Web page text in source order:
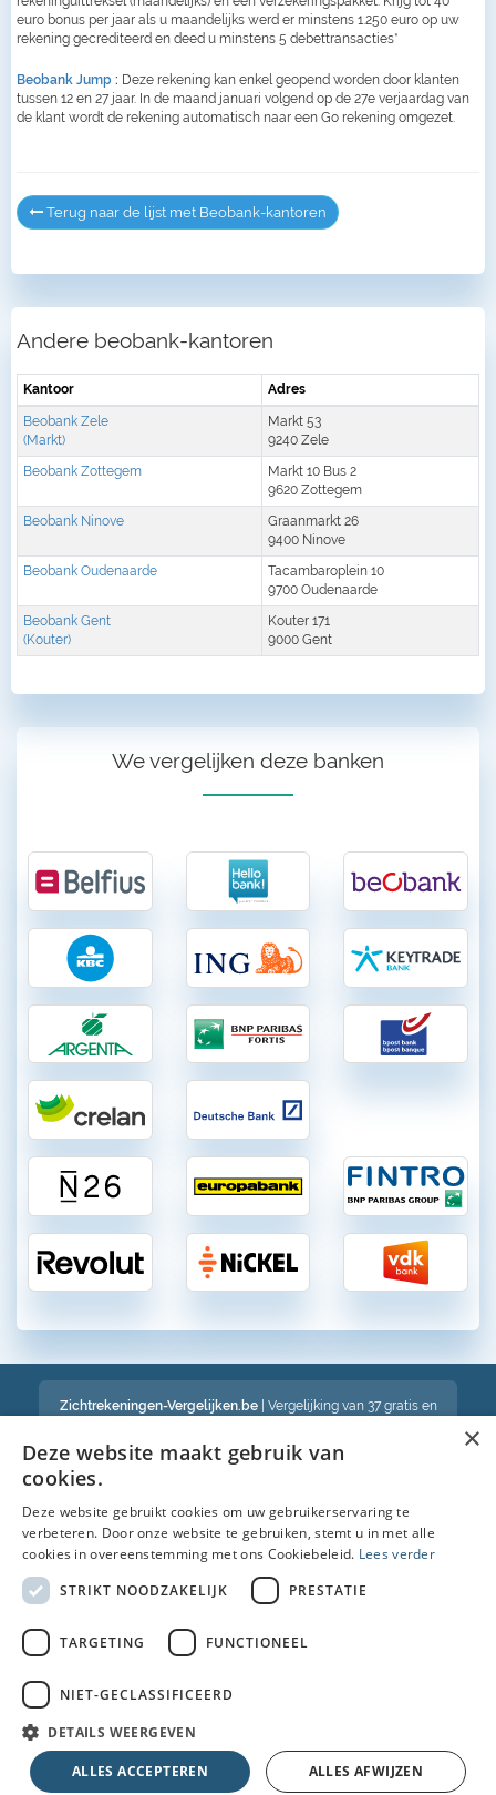
euro bonus per jaar als u maandelijks werd er minstens 1.250 euro op uw
rekening gecrediteerd en deed u minstens 5 debettransacties*
Beobank Jump : Deze rekening kan enkel geopend worden door klanten
tussen 12 en 27 jaar. In de maand januari volgend op de 27e verjaardag van
de klant wordt de rekening automatisch naar een Go rekening omgezet.
Terug naar de lijst met Beobank-kantoren
Andere beobank-kantoren
Kantoor Adres
Beobank Zele
(Markt)
Markt 53
9240 Zele
Beobank Zottegem
Markt 10 Bus 2
9620 Zottegem
Beobank Ninove
Graanmarkt 26
9400 Ninove
Beobank Oudenaarde
Tacambaroplein 10
9700 Oudenaarde
Beobank Gent
(Kouter)
Kouter 171
9000 Gent
We vergelijken deze banken
Zichtrekeningen-Vergelijken.be| Vergelijking van 37 gratis en
Een volledig onafhankelijke vergelijking van gratis en betalende
bankrekeningen in België
Bekijk ook :
Spaarrekening
Brandverzekering simulatie
© Copyright 2026 • Alle rechten voorbehouden |Faq|Nieuws|Over
Cookies
×
Deze website maakt gebruik van
cookies.
Deze website gebruikt cookies om uw gebruikerservaring te
verbeteren. Door onze website te gebruiken, stemt u in met alle
cookies in overeenstemming met ons Cookiebeleid. Lees verder
STRIKT NOODZAKELIJK
PRESTATIE
TARGETING FUNCTIONEEL
NIET-GECLASSIFICEERD
DETAILS WEERGEVEN
ALLES ACCEPTEREN ALLES AFWIJZEN